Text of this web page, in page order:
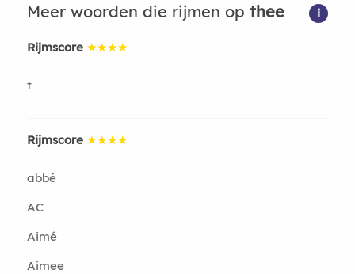
Meer woorden die rijmen op thee i
Rijmscore ★★★★
t
Rijmscore ★★★★
abbé
AC
Aimé
Aimee